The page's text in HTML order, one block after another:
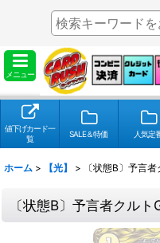
メニュー
値下げカード一
覧
SALE＆特価 人気定
ホーム > 【光】 > 〔状態B〕予言
〔状態B〕予言者クル